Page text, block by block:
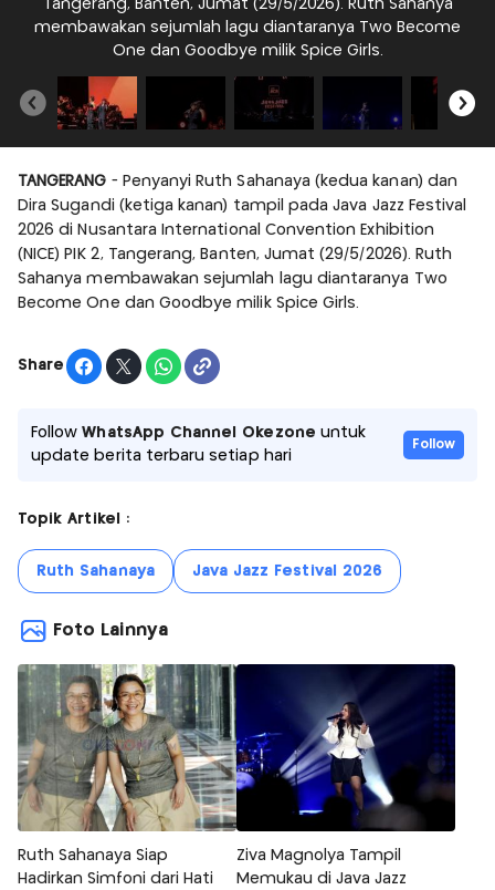
Tangerang, Banten, Jumat (29/5/2026). Ruth Sahanya
membawakan sejumlah lagu diantaranya Two Become
One dan Goodbye milik Spice Girls.
TANGERANG - Penyanyi Ruth Sahanaya (kedua kanan) dan
Dira Sugandi (ketiga kanan) tampil pada Java Jazz Festival
2026 di Nusantara International Convention Exhibition
(NICE) PIK 2, Tangerang, Banten, Jumat (29/5/2026). Ruth
Sahanya membawakan sejumlah lagu diantaranya Two
Become One dan Goodbye milik Spice Girls.
Share
FollowWhatsApp Channel Okezone untuk
update berita terbaru setiap hari
Follow
Topik Artikel :
Ruth Sahanaya Java Jazz Festival 2026
Foto Lainnya
Ruth Sahanaya Siap
Hadirkan Simfoni dari Hati
Ziva Magnolya Tampil
Memukau di Java Jazz